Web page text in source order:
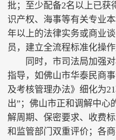
批；至少配备2名以上已获
识产权、海事等有关专业
年以上的法律实务或商业
员，建立全流程标准化操作
同时，市司法局加强对
指导，如佛山市华泰民商
及考核管理办法》细化为
出”；佛山市正和调解中心
解周期、保密要求、收费
和监管部门双重评价；各